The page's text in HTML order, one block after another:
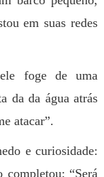
em suas redes
foge de uma
da da água atrás
atacar”.
e curiosidade:
completou: “Será